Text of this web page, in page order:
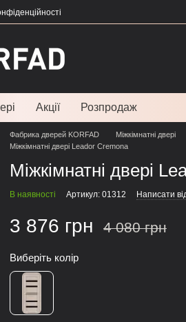
Акції Розпродаж
Фабрика дверей KORFAD Міжкімнатні двері
Міжкімнатні двері Leador Cremona
Міжкімнатні двері
В наявності Артикул: 01312 Написати
3 876 грн 4 080 грн
Виберіть колір